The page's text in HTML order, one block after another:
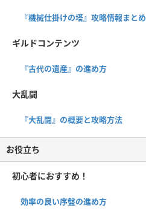
『機械仕掛けの塔』攻略情報まとめ
ギルドコンテンツ
『古代の遺産』の進め方
大乱闘
『大乱闘』の概要と攻略方法
お役立ち
初心者におすすめ！
効率の良い序盤の進め方